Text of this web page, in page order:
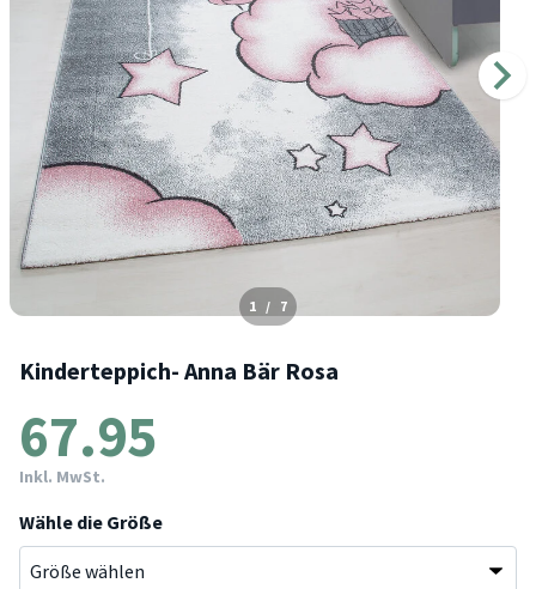
1 / 7
Kinderteppich- Anna Bär Rosa
67.95
Inkl. MwSt.
Wähle die Größe